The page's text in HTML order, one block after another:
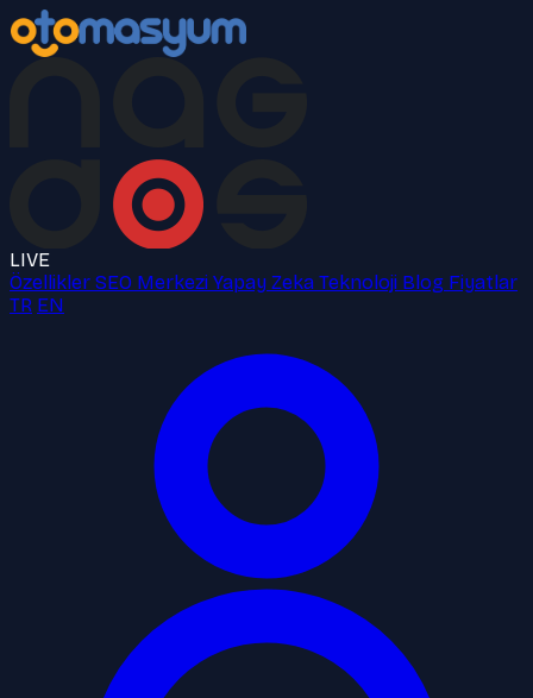
LIVE
Özellikler SEO Merkezi Yapay Zeka Teknoloji Blog Fiyatlar
TR EN